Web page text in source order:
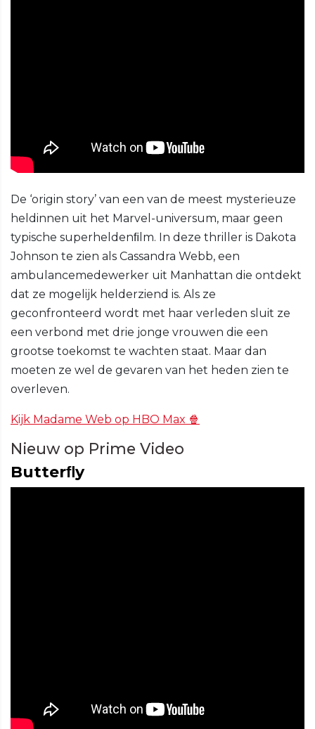
De ‘origin story’ van een van de meest mysterieuze
heldinnen uit het Marvel-universum, maar geen
typische superheldenﬁlm. In deze thriller is Dakota
Johnson te zien als Cassandra Webb, een
ambulancemedewerker uit Manhattan die ontdekt
dat ze mogelijk helderziend is. Als ze
geconfronteerd wordt met haar verleden sluit ze
een verbond met drie jonge vrouwen die een
grootse toekomst te wachten staat. Maar dan
moeten ze wel de gevaren van het heden zien te
overleven.
Kijk Madame Web op HBO Max 🍿
Nieuw op Prime Video
Butterﬂy